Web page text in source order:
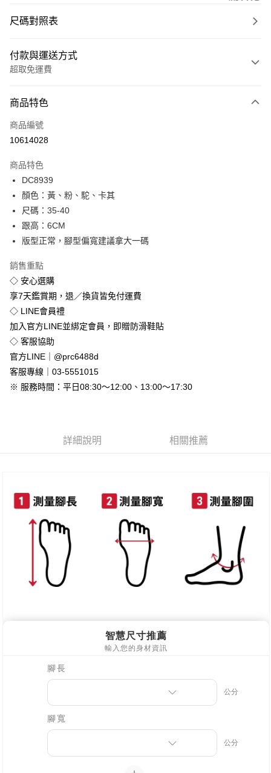
尺碼對照表
付款與運送方式
超取免運費
信用卡一次付款
超商取貨付款
Apple Pay
街口支付
悠遊付
Google Pay
全盈+PAY
運送方式
全家付款取貨
免運費
付款後全家取貨
免運費
7-11付款取貨
離島郵局配送
每筆NT$90，滿NT$999(含以上)免運費
【宇迅國際】限一般住址，不支援智能櫃 查看運費
商品特色
商品編號
10614028
商品特色
DC8939
顏色：黃、粉、駝、卡其
尺碼：35-40
跟高：6CM
版型正常，腳型偏寬建議拿大一碼
銷售重點
◇ 安心選購
享7天鑑賞期，退／換貨皆免付運費
◇ LINE會員禮
加入官方LINE並綁定會員，即贈防滑鞋貼
◇ 客服協助
官方LINE｜@prc6488d
客服專線｜03-5551015
※ 服務時間：平日08:30～12:00、13:00～17:30
詳細說明 相關推薦